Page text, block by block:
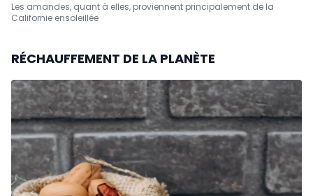
Les amandes, quant à elles, proviennent principalement de la
Californie ensoleillée
RÉCHAUFFEMENT DE LA PLANÈTE